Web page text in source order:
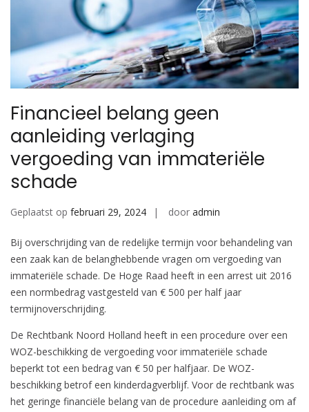
Financieel belang geen
aanleiding verlaging
vergoeding van immateriële
schade
Geplaatst op februari 29, 2024 door admin
Bij overschrijding van de redelijke termijn voor behandeling van
een zaak kan de belanghebbende vragen om vergoeding van
immateriële schade. De Hoge Raad heeft in een arrest uit 2016
een normbedrag vastgesteld van € 500 per half jaar
termijnoverschrijding.
De Rechtbank Noord Holland heeft in een procedure over een
WOZ-beschikking de vergoeding voor immateriële schade
beperkt tot een bedrag van € 50 per halfjaar. De WOZ-
beschikking betrof een kinderdagverblijf. Voor de rechtbank was
het geringe financiële belang van de procedure aanleiding om af